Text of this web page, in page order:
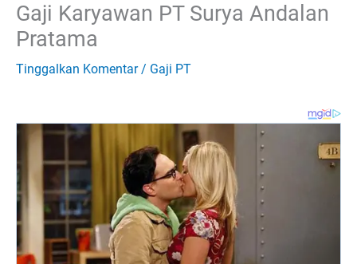
Gaji Karyawan PT Surya Andalan
Pratama
Tinggalkan Komentar / Gaji PT